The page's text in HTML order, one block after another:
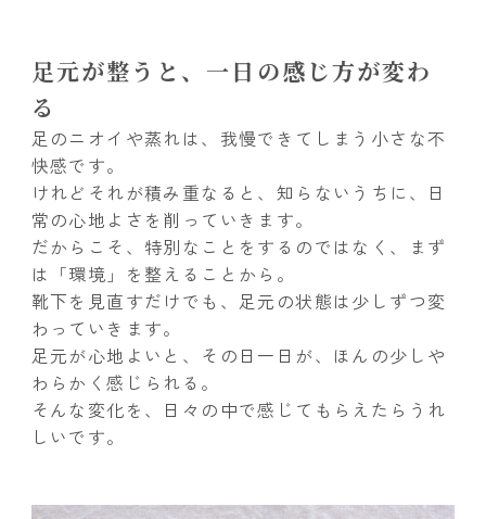
足元が整うと、一日の感じ方が変わ
る
足のニオイや蒸れは、我慢できてしまう小さな不
快感です。
けれどそれが積み重なると、知らないうちに、日
常の心地よさを削っていきます。
だからこそ、特別なことをするのではなく、まず
は「環境」を整えることから。
靴下を見直すだけでも、足元の状態は少しずつ変
わっていきます。
足元が心地よいと、その日一日が、ほんの少しや
わらかく感じられる。
そんな変化を、日々の中で感じてもらえたらうれ
しいです。